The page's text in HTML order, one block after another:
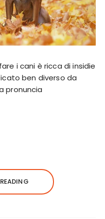
i cani è ricca di insidie
ben diverso da
pronuncia